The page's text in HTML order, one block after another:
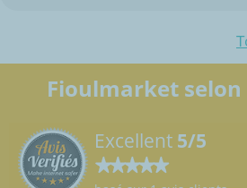
Fioulmarket selon
Excellent 5/5